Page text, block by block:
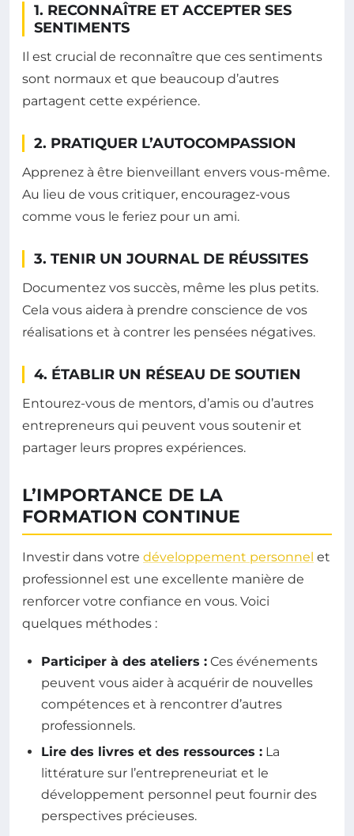
1. RECONNAÎTRE ET ACCEPTER SES
SENTIMENTS
Il est crucial de reconnaître que ces sentiments
sont normaux et que beaucoup d’autres
partagent cette expérience.
2. PRATIQUER L’AUTOCOMPASSION
Apprenez à être bienveillant envers vous-même.
Au lieu de vous critiquer, encouragez-vous
comme vous le feriez pour un ami.
3. TENIR UN JOURNAL DE RÉUSSITES
Documentez vos succès, même les plus petits.
Cela vous aidera à prendre conscience de vos
réalisations et à contrer les pensées négatives.
4. ÉTABLIR UN RÉSEAU DE SOUTIEN
Entourez-vous de mentors, d’amis ou d’autres
entrepreneurs qui peuvent vous soutenir et
partager leurs propres expériences.
L’IMPORTANCE DE LA
FORMATION CONTINUE
Investir dans votre développement personnel et
professionnel est une excellente manière de
renforcer votre confiance en vous. Voici
quelques méthodes :
Participer à des ateliers : Ces événements
peuvent vous aider à acquérir de nouvelles
compétences et à rencontrer d’autres
professionnels.
Lire des livres et des ressources : La
littérature sur l’entrepreneuriat et le
développement personnel peut fournir des
perspectives précieuses.